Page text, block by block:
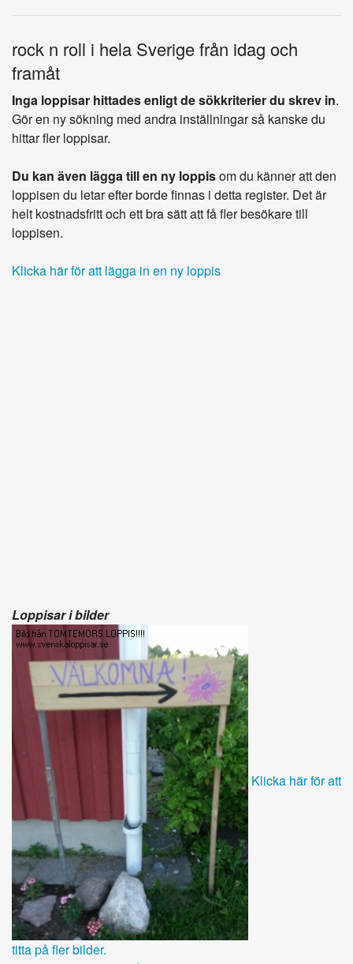
rock n roll i hela Sverige från idag och
framåt
Inga loppisar hittades enligt de sökkriterier du skrev in.
Gör en ny sökning med andra inställningar så kanske du
hittar fler loppisar.
Du kan även lägga till en ny loppisom du känner att den
loppisen du letar efter borde finnas i detta register. Det är
helt kostnadsfritt och ett bra sätt att få fler besökare till
loppisen.
Klicka här för att lägga in en ny loppis
Loppisar i bilder
Klicka här för att
titta på fler bilder.